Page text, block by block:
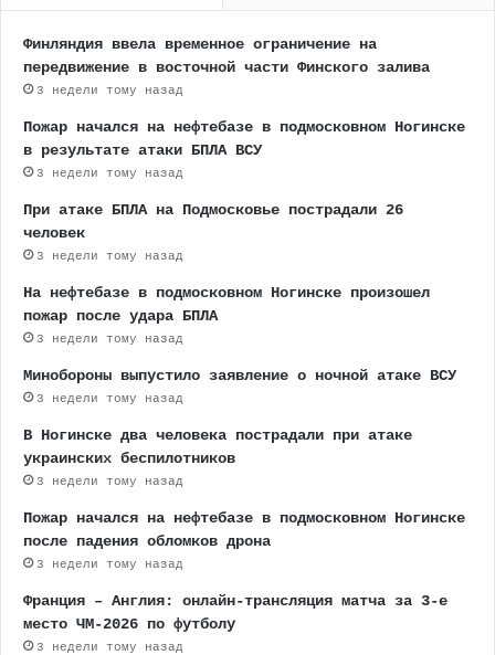
Финляндия ввела временное ограничение на
передвижение в восточной части Финского залива
3 недели тому назад
Пожар начался на нефтебазе в подмосковном Ногинске
в результате атаки БПЛА ВСУ
3 недели тому назад
При атаке БПЛА на Подмосковье пострадали 26
человек
3 недели тому назад
На нефтебазе в подмосковном Ногинске произошел
пожар после удара БПЛА
3 недели тому назад
Минобороны выпустило заявление о ночной атаке ВСУ
3 недели тому назад
В Ногинске два человека пострадали при атаке
украинских беспилотников
3 недели тому назад
Пожар начался на нефтебазе в подмосковном Ногинске
после падения обломков дрона
3 недели тому назад
Франция – Англия: онлайн-трансляция матча за 3-е
место ЧМ-2026 по футболу
3 недели тому назад